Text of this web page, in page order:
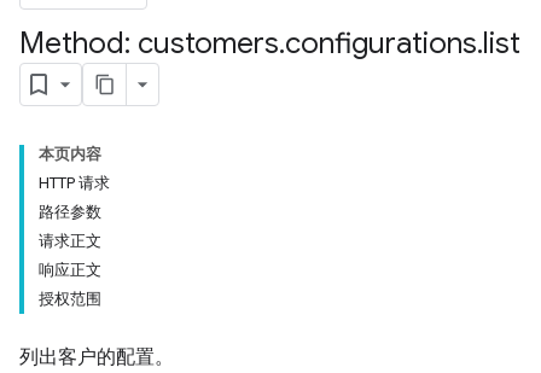
Method: customers.configurations.list
本页内容
HTTP 请求
路径参数
请求正文
响应正文
授权范围
列出客户的配置。